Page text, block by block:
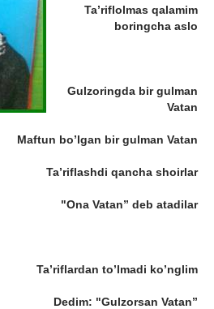
Ta’riflolmas qalamim
boringcha aslo
Gulzoringda bir gulman
Vatan
Maftun bo’lgan bir gulman Vatan
Ta’riflashdi qancha shoirlar
"Ona Vatan” deb atadilar
Ta’riflardan to’lmadi ko’nglim
Dedim: "Gulzorsan Vatan”